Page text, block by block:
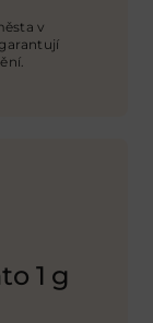
v
.
1 g